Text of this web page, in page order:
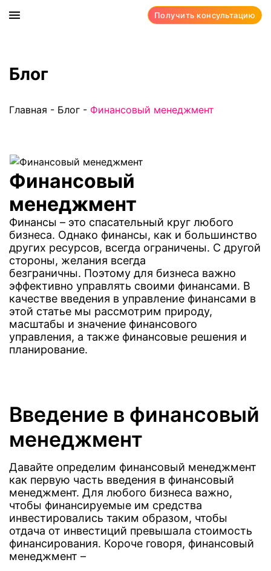
Получить консультацию
Блог
Главная - Блог - Финансовый менеджмент
Финансовый
менеджмент
Финансы – это спасательный круг любого
бизнеса. Однако финансы, как и большинство
других ресурсов, всегда ограничены. С другой
стороны, желания всегда
безграничны. Поэтому для бизнеса важно
эффективно управлять своими финансами. В
качестве введения в управление финансами в
этой статье мы рассмотрим природу,
масштабы и значение финансового
управления, а также финансовые решения и
планирование.
Введение в финансовый
менеджмент
Давайте определим финансовый менеджмент
как первую часть введения в финансовый
менеджмент. Для любого бизнеса важно,
чтобы финансируемые им средства
инвестировались таким образом, чтобы
отдача от инвестиций превышала стоимость
финансирования. Короче говоря, финансовый
менеджмент –